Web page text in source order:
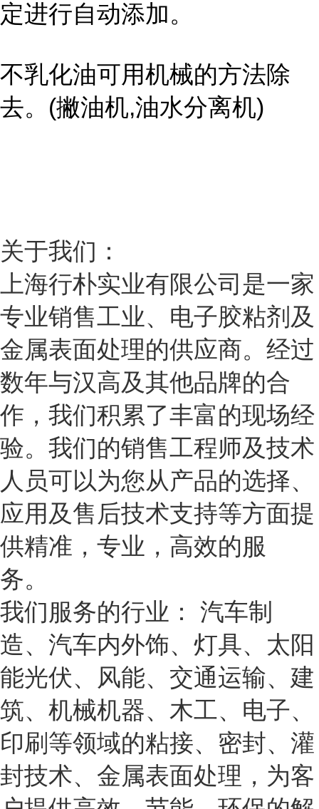
定进行自动添加。
不乳化油可用机械的方法除
去。 (撇油机,油水分离机)
关于我们：
上海行朴实业有限公司是一家
专业销售工业、电子胶粘剂及
金属表面处理的供应商。经过
数年与汉高及其他品牌的合
作，我们积累了丰富的现场经
验。我们的销售工程师及技术
人员可以为您从产品的选择、
应用及售后技术支持等方面提
供精准，专业，高效的服
务。
我们服务的行业： 汽车制
造、汽车内外饰、灯具、太阳
能光伏、风能、交通运输、建
筑、机械机器、木工、电子、
印刷等领域的粘接、密封、灌
封技术、金属表面处理，为客